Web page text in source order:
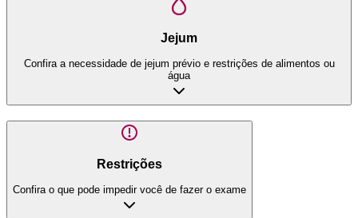
Jejum
Confira a necessidade de jejum prévio e restrições de alimentos ou
água
Restrições
Confira o que pode impedir você de fazer o exame